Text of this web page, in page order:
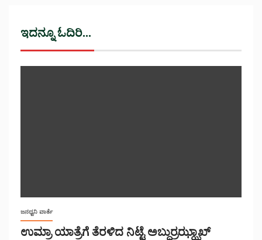
ಇದನ್ನೂ ಓದಿರಿ...
ಜನಧ್ವನಿ ವಾರ್ತೆ
ಉಮ್ರಾ ಯಾತ್ರೆಗೆ ತೆರಳಿದ ನಿಟ್ಟೆ ಅಬ್ದುರ್ರಝ್ಝಾಖ್